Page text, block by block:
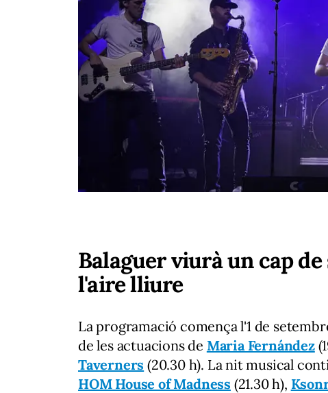
Balaguer viurà un cap
l'aire lliure
La programació comença l'1 de
de les actuacions de Maria Fernández
Taverners (20.30 h). La nit musical
HOM House of Madness (21.30 h),